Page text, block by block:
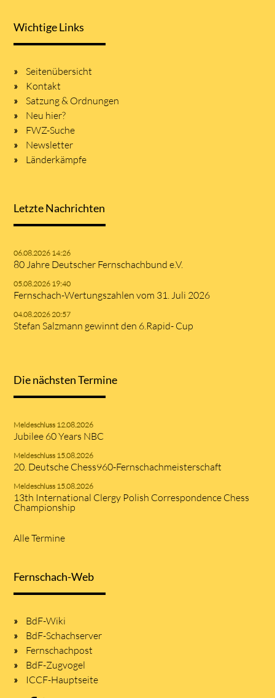
Wichtige Links
Seitenübersicht
Kontakt
Satzung & Ordnungen
Neu hier?
FWZ-Suche
Newsletter
Länderkämpfe
Letzte Nachrichten
06.08.2026 14:26
80 Jahre Deutscher Fernschachbund e.V.
05.08.2026 19:40
Fernschach-Wertungszahlen vom 31. Juli 2026
04.08.2026 20:57
Stefan Salzmann gewinnt den 6.Rapid- Cup
Die nächsten Termine
Meldeschluss 12.08.2026
Jubilee 60 Years NBC
Meldeschluss 15.08.2026
20. Deutsche Chess960-Fernschachmeisterschaft
Meldeschluss 15.08.2026
13th International Clergy Polish Correspondence Chess
Championship
Alle Termine
Fernschach-Web
BdF-Wiki
BdF-Schachserver
Fernschachpost
BdF-Zugvogel
ICCF-Hauptseite